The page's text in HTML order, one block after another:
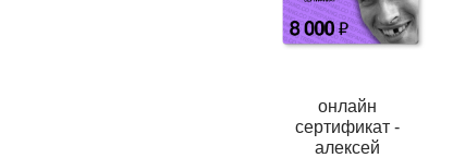
онлайн
сертификат -
алексей